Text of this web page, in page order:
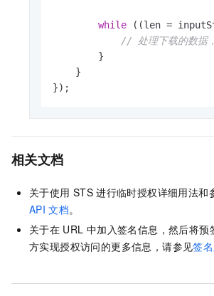
while ((len =
// 处理下载的数据
        }
    }
});
相关文档
关于使用 STS 进行临时授权详细用法和
API 文档。
关于在 URL 中加入签名信息，然后将预
方实现授权访问的更多信息，请参见签